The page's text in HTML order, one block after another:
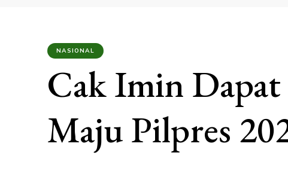
NASIONAL
Cak Imin
Maju Pilpres